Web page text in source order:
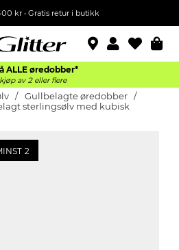
kr • Gratis retur i butikk
ALLE øredobber*
kjøp av 2 eller flere
Gullbelagte øredobber
sterlingsølv med kubisk
2